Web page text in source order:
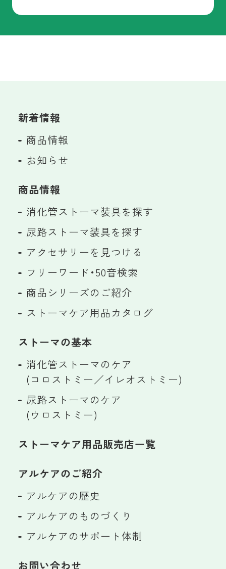
新着情報
商品情報
お知らせ
商品情報
消化管ストーマ装具を探す
尿路ストーマ装具を探す
アクセサリーを見つける
フリーワード・50音検索
商品シリーズのご紹介
ストーマケア用品カタログ
ストーマの基本
消化管ストーマのケア
(コロストミー／イレオストミー)
尿路ストーマのケア
(ウロストミー)
ストーマケア用品販売店一覧
アルケアのご紹介
アルケアの歴史
アルケアのものづくり
アルケアのサポート体制
お問い合わせ